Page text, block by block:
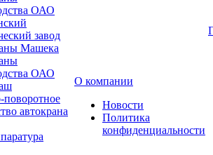
ОАО
завод
Машека
ОАО
автокрана
О компании
Новости
Политика
конфиденциальности